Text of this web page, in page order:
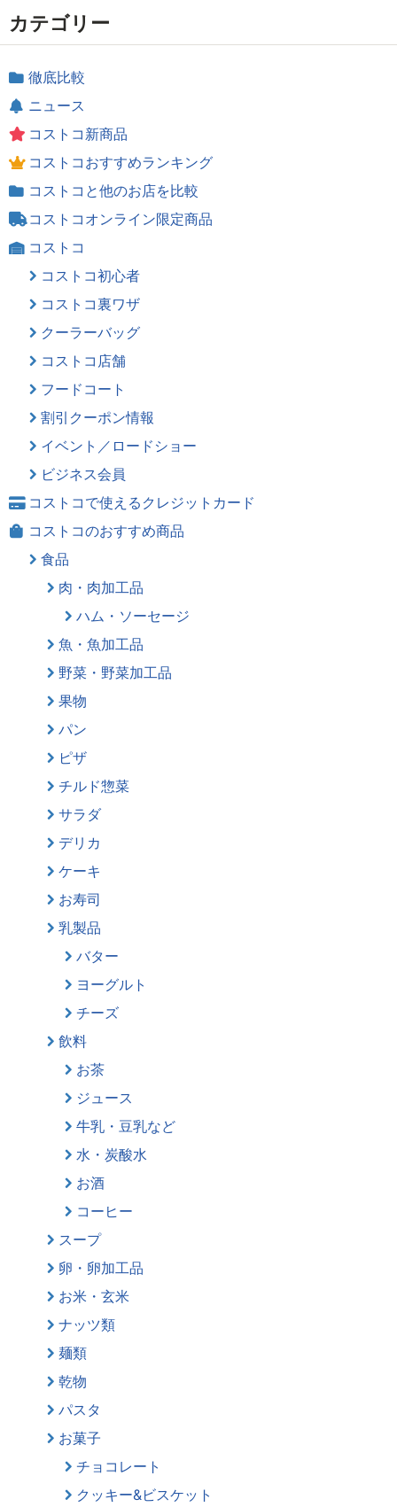
カテゴリー
徹底比較
ニュース
コストコ新商品
コストコおすすめランキング
コストコと他のお店を比較
コストコオンライン限定商品
コストコ
コストコ初心者
コストコ裏ワザ
クーラーバッグ
コストコ店舗
フードコート
割引クーポン情報
イベント／ロードショー
ビジネス会員
コストコで使えるクレジットカード
コストコのおすすめ商品
食品
肉・肉加工品
ハム・ソーセージ
魚・魚加工品
野菜・野菜加工品
果物
パン
ピザ
チルド惣菜
サラダ
デリカ
ケーキ
お寿司
乳製品
バター
ヨーグルト
チーズ
飲料
お茶
ジュース
牛乳・豆乳など
水・炭酸水
お酒
コーヒー
スープ
卵・卵加工品
お米・玄米
ナッツ類
麺類
乾物
パスタ
お菓子
チョコレート
クッキー&ビスケット